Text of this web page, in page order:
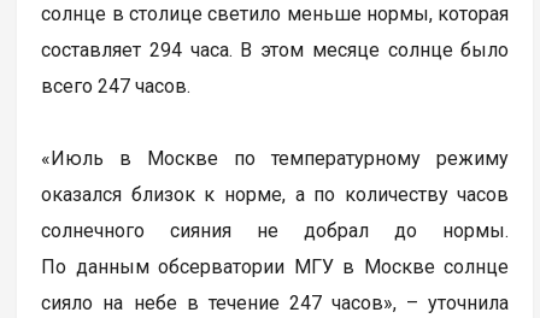
солнце в столице светило меньше нормы, которая
составляет 294 часа. В этом месяце солнце было
всего 247 часов.
«Июль в Москве по температурному режиму
оказался близок к норме, а по количеству часов
солнечного сияния не добрал до нормы.
По данным обсерватории МГУ в Москве солнце
сияло на небе в течение 247 часов», – уточнила